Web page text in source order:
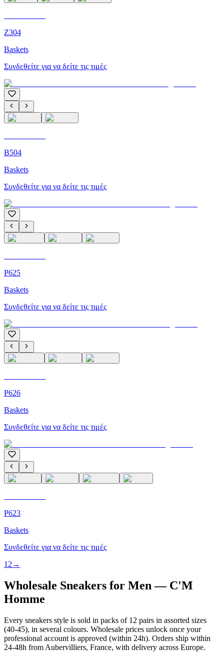
Z304
Baskets
Συνδεθείτε για να δείτε τις τιμές
B504
Baskets
Συνδεθείτε για να δείτε τις τιμές
P625
Baskets
Συνδεθείτε για να δείτε τις τιμές
P626
Baskets
Συνδεθείτε για να δείτε τις τιμές
P623
Baskets
Συνδεθείτε για να δείτε τις τιμές
1 2 →
Wholesale Sneakers for Men — C'M
Homme
Every sneakers style is sold in packs of 12 pairs in assorted sizes
(40-45), in several colours. Wholesale prices unlock once your
professional account is approved (within 24h). Orders ship within
24-48h from Aubervilliers, France, with delivery across Europe.